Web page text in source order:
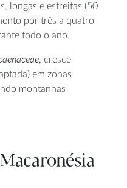
longas e estreitas (50
por três a quatro
todo o ano.
, cresce
em zonas
montanhas